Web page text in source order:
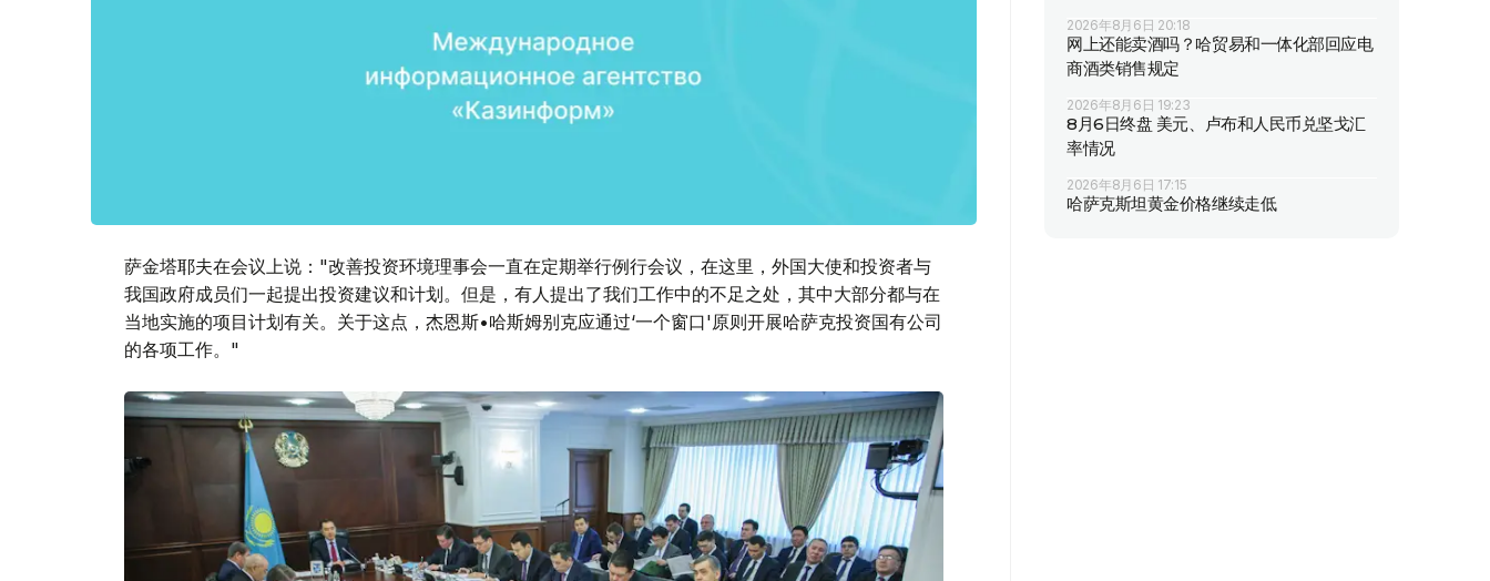
萨金塔耶夫在会议上说："改善投资环境理事会一直在定期举行例行会议，在这里，外国大使和投资者与
我国政府成员们一起提出投资建议和计划。但是，有人提出了我们工作中的不足之处，其中大部分都与在
当地实施的项目计划有关。关于这点，杰恩斯•哈斯姆别克应通过‘一个窗口'原则开展哈萨克投资国有公司
的各项工作。"
2026年8月6日 20:18
网上还能卖酒吗？哈贸易和一体化部回应电
商酒类销售规定
2026年8月6日 19:23
8月6日终盘 美元、卢布和人民币兑坚戈汇
率情况
2026年8月6日 17:15
哈萨克斯坦黄金价格继续走低